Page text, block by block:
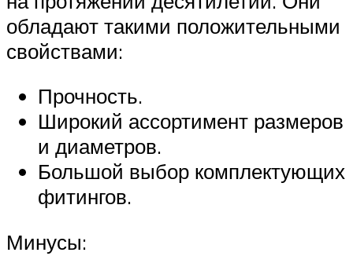
обладают такими положительными
свойствами:
Прочность.
Широкий ассортимент размеров
и диаметров.
Большой выбор комплектующих
фитингов.
Минусы: